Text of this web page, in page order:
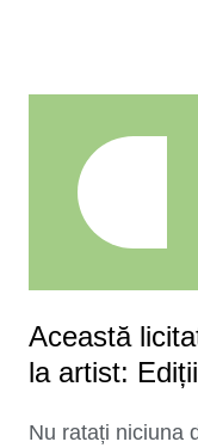
Această
la artist:
Nu ratați niciuna